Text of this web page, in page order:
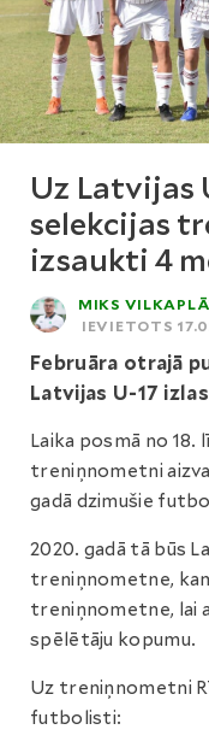
Uz Latvijas
selekcijas
izsaukti 4
MIKS
IEVIETOTS
Februāra otrajā
Latvijas U-17
Laika posmā no 18.
treniņnometni
gadā dzimušie
2020. gadā tā būs
treniņnometne,
treniņnometne, lai
spēlētāju kopumu.
Uz treniņnometni
futbolisti: